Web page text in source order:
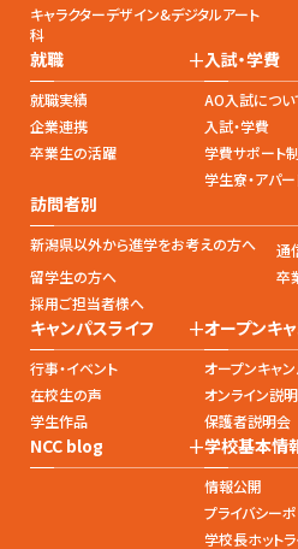
キャラクターデザイン&デジタルアート
科
就職 +
就職実績
企業連携
卒業生の活躍
入試・学費
AO入試につい
入試・学費
学費サポート
学生寮・アパー
訪問者別
新潟県以外から進学をお考えの方へ
通
留学生の方へ
卒
採用ご担当者様へ
キャンパスライフ +
行事・イベント
在校生の声
学生作品
オープンキ
オープンキャ
オンライン説
保護者説明会
NCC blog +学校基本情
情報公開
プライバシー
学校長ホット